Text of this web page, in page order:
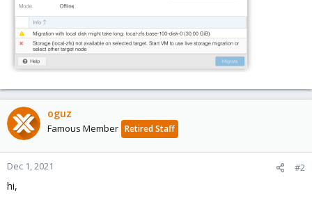
oguz
Famous Member Retired Staff
Dec 1, 2021 #2
hi,